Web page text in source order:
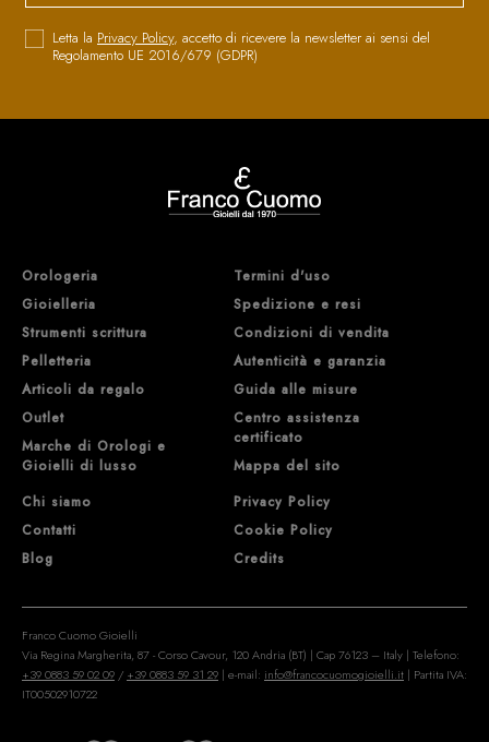
Letta la Privacy Policy, accetto di ricevere la newsletter ai sensi del
Regolamento UE 2016/679 (GDPR)
Orologeria
Gioielleria
Strumenti scrittura
Pelletteria
Articoli da regalo
Outlet
Marche di Orologi e
Gioielli di lusso
Chi siamo
Contatti
Blog
Termini d'uso
Spedizione e resi
Condizioni di vendita
Autenticità e garanzia
Guida alle misure
Centro assistenza
certificato
Mappa del sito
Privacy Policy
Cookie Policy
Credits
Franco Cuomo Gioielli
Via Regina Margherita, 87 - Corso Cavour, 120 Andria (BT) | Cap 76123 – Italy | Telefono:
+39 0883 59 02 09 / +39 0883 59 31 29 | e-mail: info@francocuomogioielli.it | Partita IVA:
IT00502910722